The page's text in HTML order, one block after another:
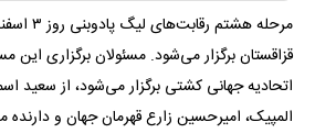
مرحله
قزاقستان برگزار می‌شود. مسئولان برگزاری این
اتحادیه جهانی کشتی برگزار می‌شود، از سعید
المپیک، امیرحسین زارع قهرمان جهان و دارنده